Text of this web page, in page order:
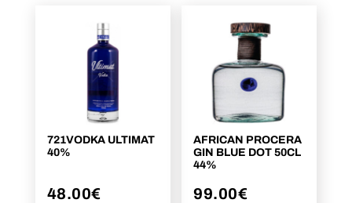
721VODKA ULTIMAT
40%
48.00€
AFRICAN PROCERA
GIN BLUE DOT 50CL
44%
99.00€